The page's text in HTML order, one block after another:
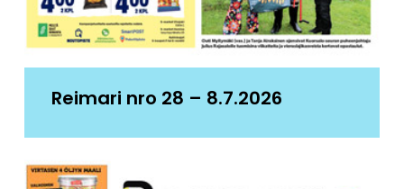
Reimari nro 28 – 8.7.2026